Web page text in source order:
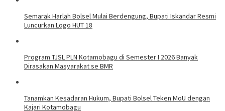
Semarak Harlah Bolsel Mulai Berdengung, Bupati Iskandar Resmi
Luncurkan Logo HUT 18
Program TJSL PLN Kotamobagu di Semester I 2026 Banyak
Dirasakan Masyarakat se BMR
Tanamkan Kesadaran Hukum, Bupati Bolsel Teken MoU dengan
Kajari Kotamobagu